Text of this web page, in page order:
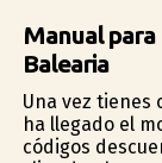
Manual
Balearia
Una vez tienes
ha llegado el
códigos